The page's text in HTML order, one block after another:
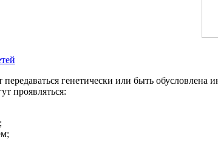
генетически или быть
проявляться: